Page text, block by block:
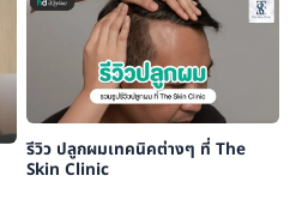
รีวิว ปลูกผมเทคนิคต่างๆ ที่ The
Skin Clinic